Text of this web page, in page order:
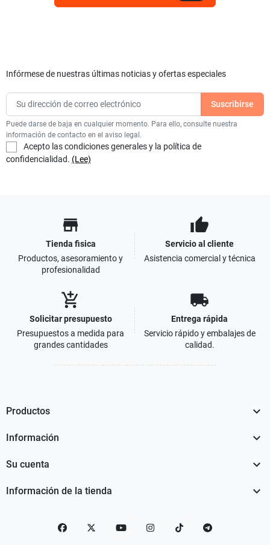
Infórmese de nuestras últimas noticias y ofertas especiales
Puede darse de baja en cualquier momento. Para ello, consulte nuestra
información de contacto en el aviso legal.
Acepto las condiciones generales y la política de
confidencialidad. (Lee)
store
Tienda fisica
Productos, asesoramiento y
profesionalidad
thumb_up
Servicio al cliente
Asistencia comercial y técnica
add_shopping_cart
Solicitar presupuesto
Presupuestos a medida para
grandes cantidades
local_shipping
Entrega rápida
Servicio rápido y embalajes de
calidad.
Productos 
Información 
Su cuenta 
Información de la tienda 